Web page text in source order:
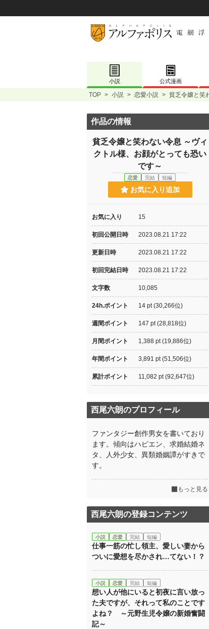
小説 公式漫画
TOP > 小説 > 恋愛小説 > 貧乏令嬢と笑
作品の情報
貧乏令嬢と笑わない令息 ～ヴィ
クトル様、お顔がとっても恐い
です～
恋愛 完結 短編
お気に入り追加
お気に入り 15
初回公開日時 2023.08.21 17:22
更新日時 2023.08.21 17:22
初回完結日時 2023.08.21 17:22
文字数 10,085
24h.ポイント 14 pt (30,266位)
週間ポイント 147 pt (28,818位)
月間ポイント 1,388 pt (19,886位)
年間ポイント 3,891 pt (51,506位)
累計ポイント 11,082 pt (92,647位)
西尾六朗のプロフィール
ファンタジー創作男女を書いており
ます。傾向はハピエン、求婚結婚ネ
タ、人外少女、異類婚姻譚がすきで
す。
もっと見る
西尾六朗の登録コンテンツ
小説 恋愛 完結 短編
仕事一筋の忙し領主、愛しい妻から
ついに愛想を尽かされ…てない！？
小説 恋愛 完結 短編
想い人が他にいると初夜に言い放っ
た夫ですが、それって私のことです
よね？ ～元野生児令嬢の新婚奮闘
記～